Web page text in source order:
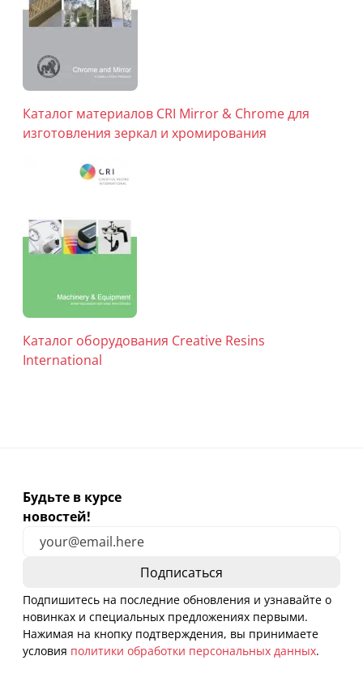
Каталог материалов CRI Mirror & Chrome для
изготовления зеркал и хромирования
Каталог оборудования Creative Resins
International
Будьте в курсе
новостей!
Подпишитесь на последние обновления и узнавайте о
новинках и специальных предложениях первыми.
Нажимая на кнопку подтверждения, вы принимаете
условия политики обработки персональных данных.